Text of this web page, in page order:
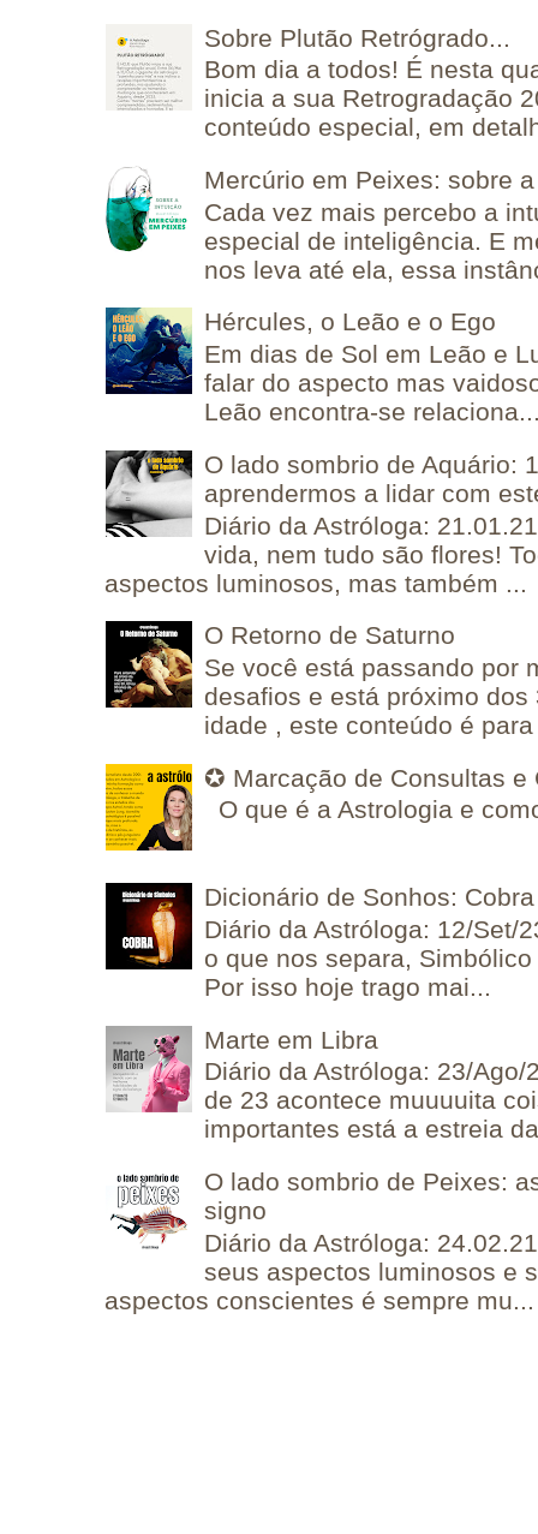
Sobre Plutão Retrógrado...
Bom dia a todos! É nesta
inicia a sua Retrogradação
conteúdo especial, em
Mercúrio em Peixes: sobre
Cada vez mais percebo a
especial de inteligência. E
nos leva até ela, essa
Hércules, o Leão e o Ego
Em dias de Sol em Leão e
falar do aspecto mas
Leão encontra-se
O lado sombrio de Aquário:
aprendermos a lidar com
Diário da Astróloga:
vida, nem tudo são flores!
aspectos luminosos, mas também ...
O Retorno de Saturno
Se você está passando por
desafios e está próximo
idade , este conteúdo é
✪ Marcação de Consultas e
O que é a Astrologia e
Dicionário de Sonhos: Cobra
Diário da Astróloga: 12/Set/
o que nos separa,
Por isso hoje trago mai...
Marte em Libra
Diário da Astróloga: 23/
de 23 acontece muuuuita
importantes está a estreia
O lado sombrio de Peixes:
signo
Diário da Astróloga:
seus aspectos luminosos e
aspectos conscientes é sempre mu...